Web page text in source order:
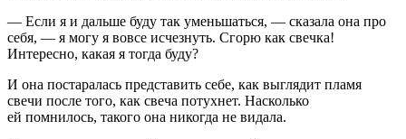
— Если я и дальше буду так уменьшаться, — сказала она про
себя, — я могу я вовсе исчезнуть. Сгорю как свечка!
Интересно, какая я тогда буду?
И она постаралась представить себе, как выглядит пламя
свечи после того, как свеча потухнет. Насколько
ей помнилось, такого она никогда не видала.